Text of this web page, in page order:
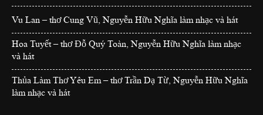
Vu Lan – thơ Cung Vũ, Nguyễn Hữu Nghĩa làm nhạc và hát
Hoa Tuyết – thơ Đỗ Quý Toàn, Nguyễn Hữu Nghĩa làm nhạc
và hát
Thủa Làm Thơ Yêu Em – thơ Trần Dạ Từ, Nguyễn Hữu Nghĩa
làm nhạc và hát